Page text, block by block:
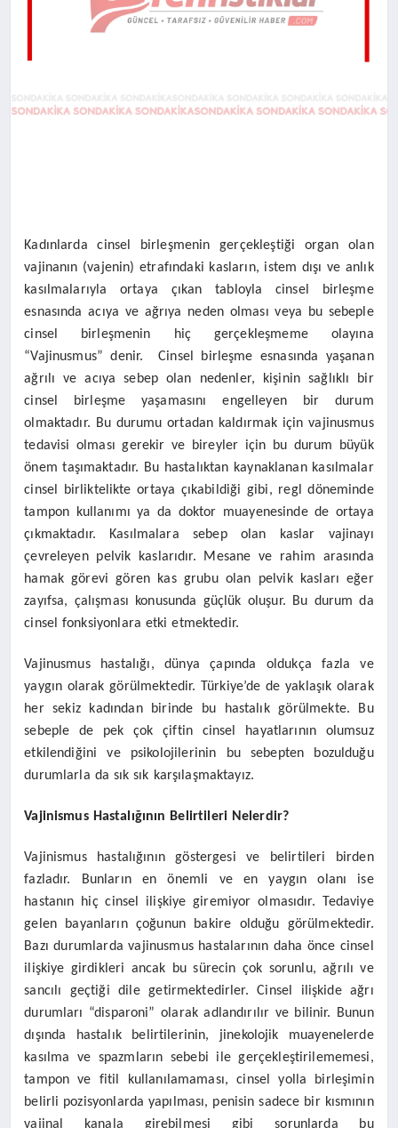
Kadınlarda cinsel birleşmenin gerçekleştiği organ olan
vajinanın (vajenin) etrafındaki kasların, istem dışı ve anlık
kasılmalarıyla ortaya çıkan tabloyla cinsel birleşme
esnasında acıya ve ağrıya neden olması veya bu sebeple
cinsel birleşmenin hiç gerçekleşmeme olayına
“Vajinusmus” denir. Cinsel birleşme esnasında yaşanan
ağrılı ve acıya sebep olan nedenler, kişinin sağlıklı bir
cinsel birleşme yaşamasını engelleyen bir durum
olmaktadır. Bu durumu ortadan kaldırmak için vajinusmus
tedavisi olması gerekir ve bireyler için bu durum büyük
önem taşımaktadır. Bu hastalıktan kaynaklanan kasılmalar
cinsel birliktelikte ortaya çıkabildiği gibi, regl döneminde
tampon kullanımı ya da doktor muayenesinde de ortaya
çıkmaktadır. Kasılmalara sebep olan kaslar vajinayı
çevreleyen pelvik kaslarıdır. Mesane ve rahim arasında
hamak görevi gören kas grubu olan pelvik kasları eğer
zayıfsa, çalışması konusunda güçlük oluşur. Bu durum da
cinsel fonksiyonlara etki etmektedir.
Vajinusmus hastalığı, dünya çapında oldukça fazla ve
yaygın olarak görülmektedir. Türkiye’de de yaklaşık olarak
her sekiz kadından birinde bu hastalık görülmekte. Bu
sebeple de pek çok çiftin cinsel hayatlarının olumsuz
etkilendiğini ve psikolojilerinin bu sebepten bozulduğu
durumlarla da sık sık karşılaşmaktayız.
Vajinismus Hastalığının Belirtileri Nelerdir?
Vajinismus hastalığının göstergesi ve belirtileri birden
fazladır. Bunların en önemli ve en yaygın olanı ise
hastanın hiç cinsel ilişkiye giremiyor olmasıdır. Tedaviye
gelen bayanların çoğunun bakire olduğu görülmektedir.
Bazı durumlarda vajinusmus hastalarının daha önce cinsel
ilişkiye girdikleri ancak bu sürecin çok sorunlu, ağrılı ve
sancılı geçtiği dile getirmektedirler. Cinsel ilişkide ağrı
durumları “disparoni” olarak adlandırılır ve bilinir. Bunun
dışında hastalık belirtilerinin, jinekolojik muayenelerde
kasılma ve spazmların sebebi ile gerçekleştirilememesi,
tampon ve fitil kullanılamaması, cinsel yolla birleşimin
belirli pozisyonlarda yapılması, penisin sadece bir kısmının
vajinal kanala girebilmesi gibi sorunlarda bu